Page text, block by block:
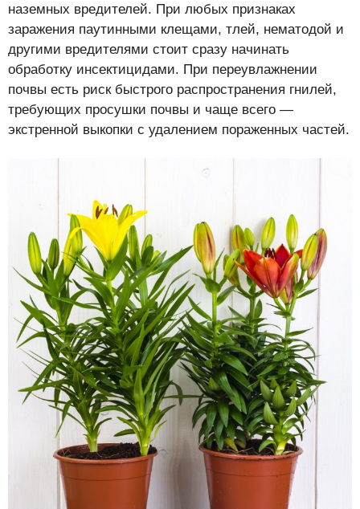
наземных вредителей. При любых признаках
заражения паутинными клещами, тлей, нематодой и
другими вредителями стоит сразу начинать
обработку инсектицидами. При переувлажнении
почвы есть риск быстрого распространения гнилей,
требующих просушки почвы и чаще всего —
экстренной выкопки с удалением пораженных частей.